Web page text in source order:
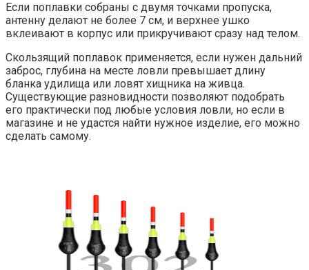
Если поплавки собраны с двумя точками пропуска,
антенну делают не более 7 см, и верхнее ушко
вклеивают в корпус или прикручивают сразу над телом.
Скользящий поплавок применяется, если нужен дальний
заброс, глубина на месте ловли превышает длину
бланка удилища или ловят хищника на живца.
Существующие разновидности позволяют подобрать
его практически под любые условия ловли, но если в
магазине и не удастся найти нужное изделие, его можно
сделать самому.